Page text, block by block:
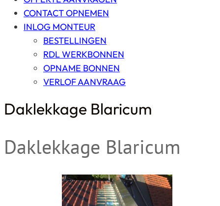
CONTACT OPNEMEN
INLOG MONTEUR
BESTELLINGEN
RDL WERKBONNEN
OPNAME BONNEN
VERLOF AANVRAAG
Daklekkage Blaricum
Daklekkage Blaricum